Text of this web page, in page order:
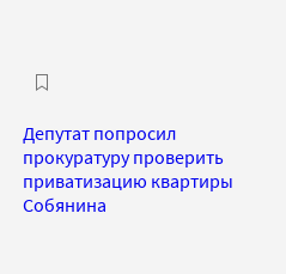
Депутат попросил
прокуратуру проверить
приватизацию квартиры
Собянина